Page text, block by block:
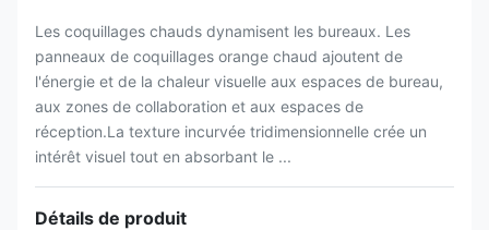
Les coquillages chauds dynamisent les bureaux. Les
panneaux de coquillages orange chaud ajoutent de
l'énergie et de la chaleur visuelle aux espaces de bureau,
aux zones de collaboration et aux espaces de
réception.La texture incurvée tridimensionnelle crée un
intérêt visuel tout en absorbant le ...
Détails de produit